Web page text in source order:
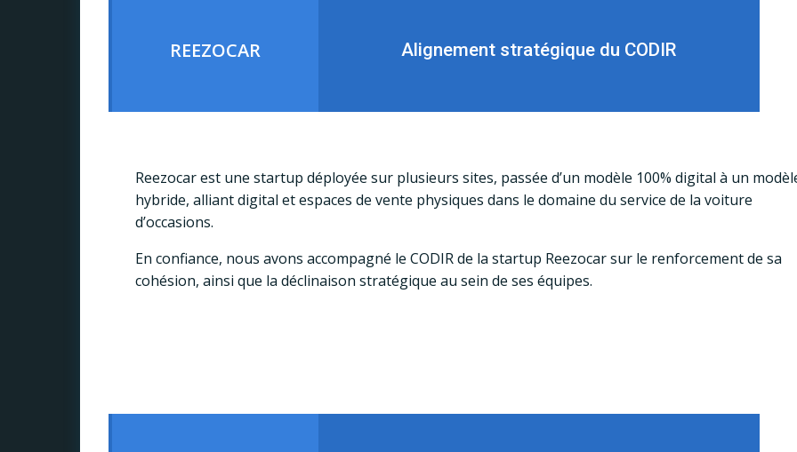
REEZOCAR Alignement stratégique du CODIR
Reezocar est une startup déployée sur plusieurs sites, passée d’un modèle 100% digital à un
hybride, alliant digital et espaces de vente physiques dans le domaine du service de la voiture
d’occasions.
En confiance, nous avons accompagné le CODIR de la startup Reezocar sur le renforcement de sa
cohésion, ainsi que la déclinaison stratégique au sein de ses équipes.